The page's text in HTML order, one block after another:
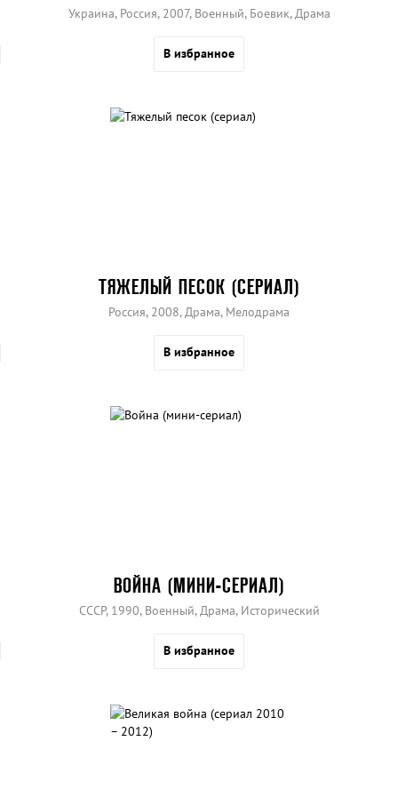
Украина, Россия, 2007, Военный, Боевик, Драма
В избранное
ТЯЖЕЛЫЙ ПЕСОК (СЕРИАЛ)
Россия, 2008, Драма, Мелодрама
В избранное
ВОЙНА (МИНИ-СЕРИАЛ)
СССР, 1990, Военный, Драма, Исторический
В избранное